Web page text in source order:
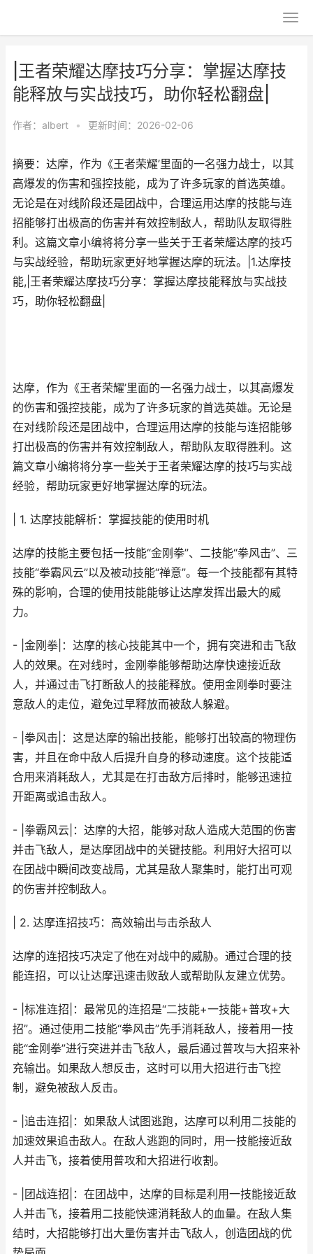
|王者荣耀达摩技巧分享：掌握达摩技
能释放与实战技巧，助你轻松翻盘|
作者： albert • 更新时间：2026-02-06
摘要：达摩，作为《王者荣耀’里面的一名强力战士，以其
高爆发的伤害和强控技能，成为了许多玩家的首选英雄。
无论是在对线阶段还是团战中，合理运用达摩的技能与连
招能够打出极高的伤害并有效控制敌人，帮助队友取得胜
利。这篇文章小编将将分享一些关于王者荣耀达摩的技巧
与实战经验，帮助玩家更好地掌握达摩的玩法。|1.达摩技
能,|王者荣耀达摩技巧分享：掌握达摩技能释放与实战技
巧，助你轻松翻盘|
达摩，作为《王者荣耀’里面的一名强力战士，以其高爆发
的伤害和强控技能，成为了许多玩家的首选英雄。无论是
在对线阶段还是团战中，合理运用达摩的技能与连招能够
打出极高的伤害并有效控制敌人，帮助队友取得胜利。这
篇文章小编将将分享一些关于王者荣耀达摩的技巧与实战
经验，帮助玩家更好地掌握达摩的玩法。
| 1. 达摩技能解析：掌握技能的使用时机
达摩的技能主要包括一技能“金刚拳”、二技能“拳风击”、三
技能“拳霸风云”以及被动技能“禅意”。每一个技能都有其特
殊的影响，合理的使用技能能够让达摩发挥出最大的威
力。
- |金刚拳|：达摩的核心技能其中一个，拥有突进和击飞敌
人的效果。在对线时，金刚拳能够帮助达摩快速接近敌
人，并通过击飞打断敌人的技能释放。使用金刚拳时要注
意敌人的走位，避免过早释放而被敌人躲避。
- |拳风击|：这是达摩的输出技能，能够打出较高的物理伤
害，并且在命中敌人后提升自身的移动速度。这个技能适
合用来消耗敌人，尤其是在打击敌方后排时，能够迅速拉
开距离或追击敌人。
- |拳霸风云|：达摩的大招，能够对敌人造成大范围的伤害
并击飞敌人，是达摩团战中的关键技能。利用好大招可以
在团战中瞬间改变战局，尤其是敌人聚集时，能打出可观
的伤害并控制敌人。
| 2. 达摩连招技巧：高效输出与击杀敌人
达摩的连招技巧决定了他在对战中的威胁。通过合理的技
能连招，可以让达摩迅速击败敌人或帮助队友建立优势。
- |标准连招|：最常见的连招是“二技能+一技能+普攻+大
招”。通过使用二技能“拳风击”先手消耗敌人，接着用一技
能“金刚拳”进行突进并击飞敌人，最后通过普攻与大招来补
充输出。如果敌人想反击，这时可以用大招进行击飞控
制，避免被敌人反击。
- |追击连招|：如果敌人试图逃跑，达摩可以利用二技能的
加速效果追击敌人。在敌人逃跑的同时，用一技能接近敌
人并击飞，接着使用普攻和大招进行收割。
- |团战连招|：在团战中，达摩的目标是利用一技能接近敌
人并击飞，接着用二技能快速消耗敌人的血量。在敌人集
结时，大招能够打出大量伤害并击飞敌人，创造团战的优